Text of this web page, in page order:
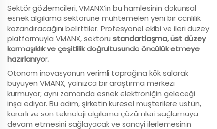
Sektör gözlemcileri, VMANX’in bu hamlesinin dokunsal
esnek algılama sektörüne muhtemelen yeni bir canlılık
kazandıracağını belirttiler. Profesyonel ekibi ve ileri düzey
platformuyla VMANX, sektörü standartlaşma, üst düzey
karmaşıklık ve çeşitlilik doğrultusunda öncülük etmeye
hazırlanıyor.
Otonom inovasyonun verimli toprağına kök salarak
büyüyen VMANX, yalnızca bir araştırma merkezi
kurmuyor; aynı zamanda esnek elektroniğin geleceği
inşa ediyor. Bu adım, şirketin küresel müşterilere üstün,
kararlı ve son teknoloji algılama çözümleri sağlamaya
devam etmesini sağlayacak ve sanayi ilerlemesinin